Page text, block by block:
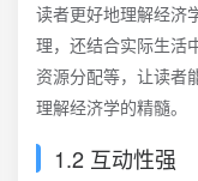
读者更好地理解经济
理，还结合实际生活
资源分配等，让读者
理解经济学的精髓。
1.2 互动性强